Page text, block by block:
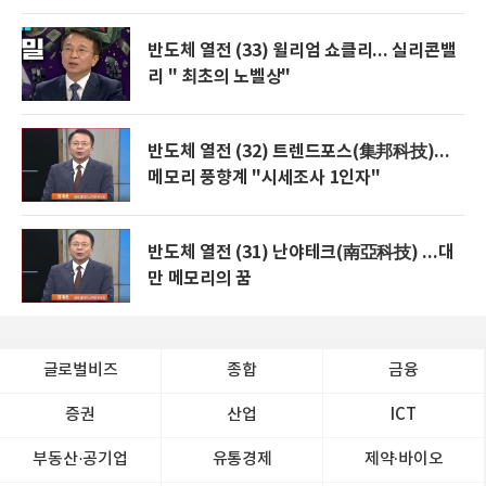
반도체 열전 (33) 윌리엄 쇼클리... 실리콘밸
리 " 최초의 노벨상"
반도체 열전 (32) 트렌드포스(集邦科技)...
메모리 풍향계 "시세조사 1인자"
반도체 열전 (31) 난야테크(南亞科技) ...대
만 메모리의 꿈
글로벌비즈 종합 금융
증권 산업 ICT
부동산·공기업 유통경제 제약∙바이오